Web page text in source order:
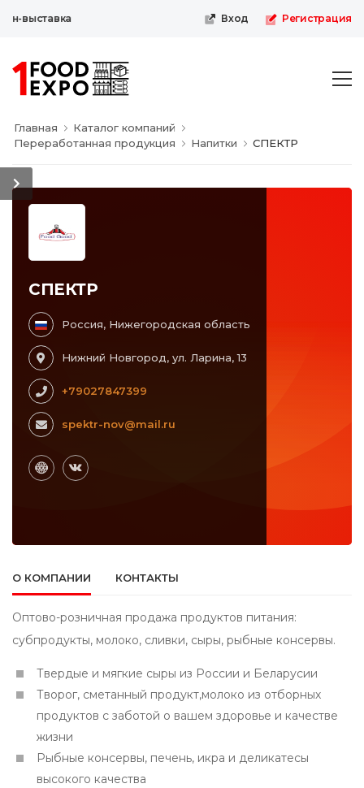
выставка Вход Регистрация
Главная
Каталог компаний
Переработанная продукция
Напитки СПЕКТР
СПЕКТР
Россия, Нижегородская область
Нижний Новгород, ул. Ларина, 13
+79027847399
spektr-nov@mail.ru
О КОМПАНИИ КОНТАКТЫ
Оптово-розничная продажа продуктов питания:
субпродукты, молоко, сливки, сыры, рыбные консервы.
Твердые и мягкие сыры из России и Беларусии
Творог, сметанный продукт,молоко из отборных
продуктов с заботой о вашем здоровье и качестве
жизни
Рыбные консервы, печень, икра и деликатесы
высокого качества